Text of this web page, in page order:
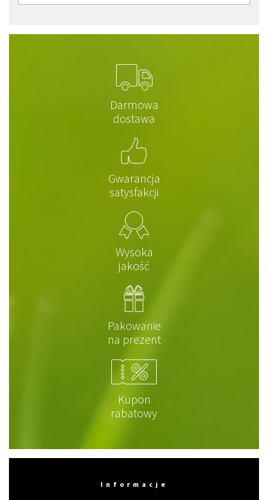
Darmowa
dostawa
Gwarancja
satysfakcji
Wysoka
jakość
Pakowanie
na prezent
Kupon
rabatowy
Informacje